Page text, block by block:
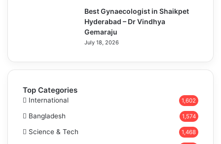
Best Gynaecologist in Shaikpet
Hyderabad – Dr Vindhya
Gemaraju
July 18, 2026
Top Categories
International 1,602
Bangladesh 1,574
Science & Tech 1,468